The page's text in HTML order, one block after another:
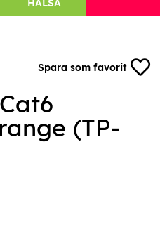
HÄLSA
Spara som favorit
(TP-